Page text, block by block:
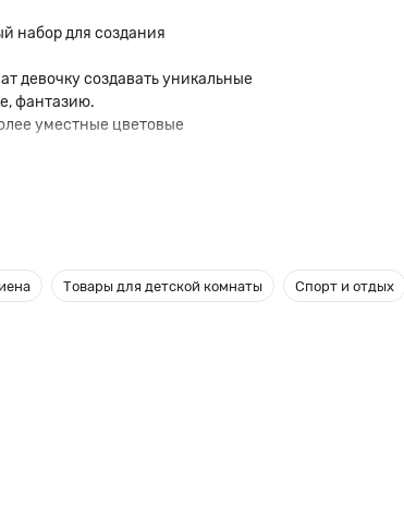
набор для создания
девочку создавать уникальные
фантазию.
уместные цветовые
Товары для детской комнаты Спорт и отдых